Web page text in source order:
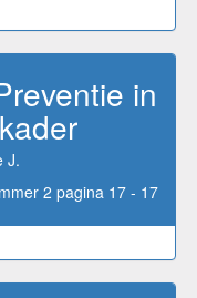
in
J.
2 pagina 17 - 17